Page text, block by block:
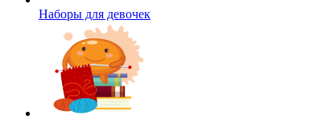
Наборы для девочек